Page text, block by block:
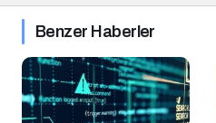
Benzer Haberler